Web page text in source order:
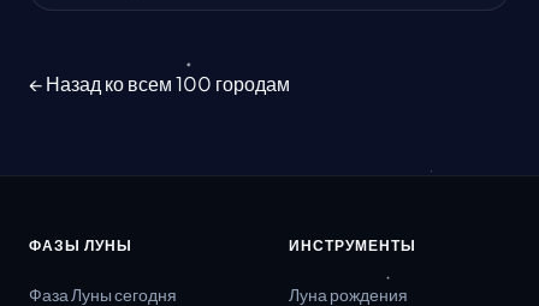
← Назад ко всем 100 городам
ФАЗЫ ЛУНЫ
Фаза Луны сегодня
ИНСТРУМЕНТЫ
Луна рождения